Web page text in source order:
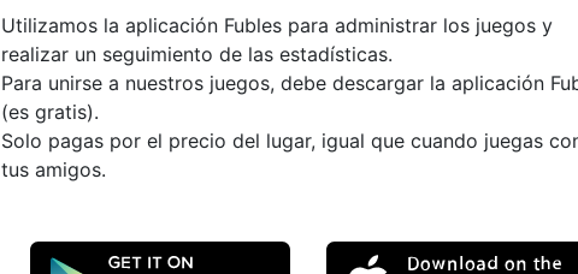
Utilizamos la aplicación Fubles para administrar los juegos y
realizar un seguimiento de las estadísticas.
Para unirse a nuestros juegos, debe descargar la aplicación
(es gratis).
Solo pagas por el precio del lugar, igual que cuando juegas
tus amigos.